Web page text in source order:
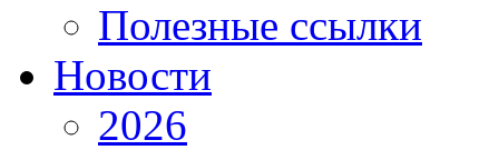
Полезные ссылки
Новости
2026